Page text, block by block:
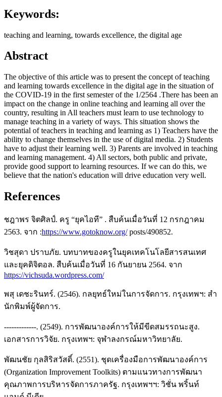
Keywords:
teaching and learning, towards excellence, the digital age
Abstract
The objective of this article was to present the concept of teaching
and learning towards excellence in the digital age in the situation of
the COVID-19 in the first semester of the 1/2564 .There has been an
impact on the change in online teaching and learning all over the
country, resulting in All teachers must learn to use technology to
manage teaching in a variety of ways. This situation shows the
potential of teachers in teaching and learning as 1) Teachers have the
ability to change themselves in the use of digital media. 2) Students
have to adjust their learning well. 3) Parents are involved in teaching
and learning management. 4) All sectors, both public and private,
provide good support to learning resources. If we can do this, we
believe that the nation's education will drive education very well.
References
ชฎาพร จิตศิลป์. ครู “ยุคไอที” . สืบค้นเมื่อวันที่ 12 กรกฎาคม
2563. จาก :https://www.gotoknow.org/posts/490852.
วิชสุดา ปราบภัย. บทบาทของครูในยุคเทคโนโลยีสารสนเทศ
และยุคดิจิตอล. สืบค้นเมื่อวันที่ 16 กันยายน 2564. จาก
https://vichsuda.wordpress.com/
พสุ เดชะรินทร์. (2546). กลยุทธ์ใหม่ในการจัดการ. กรุงเทพฯ: สํา
นักพิมพ์ผู้จัดการ.
-------------. (2549). การพัฒนาองค์การให้มีขีดสมรรถนะสูง.
เอกสารการวิจัย. กรุงเทพฯ: จุฬาลงกรณ์มหาวิทยาลัย.
พัฒนชัย กุลสิริสวัสดิ์. (2551). ชุดเครื่องมือการพัฒนาองค์การ
(Organization Improvement Toolkits) ตามแนวทางการพัฒนา
คุณภาพการบริหารจัดการภาครัฐ. กรุงเทพฯฯ: วิชั่น พริ้นท์